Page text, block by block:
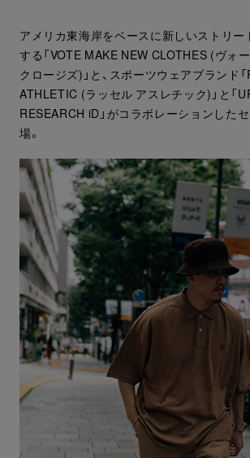
アメリカ東海岸をベースに新しいストリー
する「VOTE MAKE NEW CLOTHES (ヴォ
クロージズ)」と、スポーツウェアブランド
ATHLETIC (ラッセル アスレチック)」と「
RESEARCH iD」がコラボレーションした
場。